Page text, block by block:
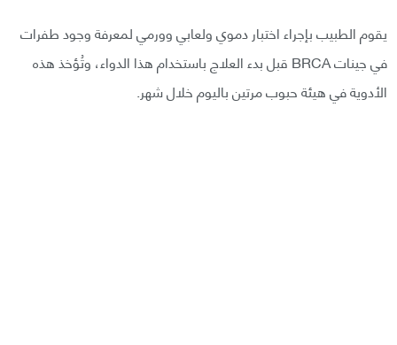
يقوم الطبيب بإجراء اختبار دموي ولعابي وورمي لمعرفة وجود طفرات
في جينات BRCA قبل بدء العلاج باستخدام هذا الدواء، وتُؤخذ هذه
الأدوية في هيئة حبوب مرتين باليوم خلال شهر.